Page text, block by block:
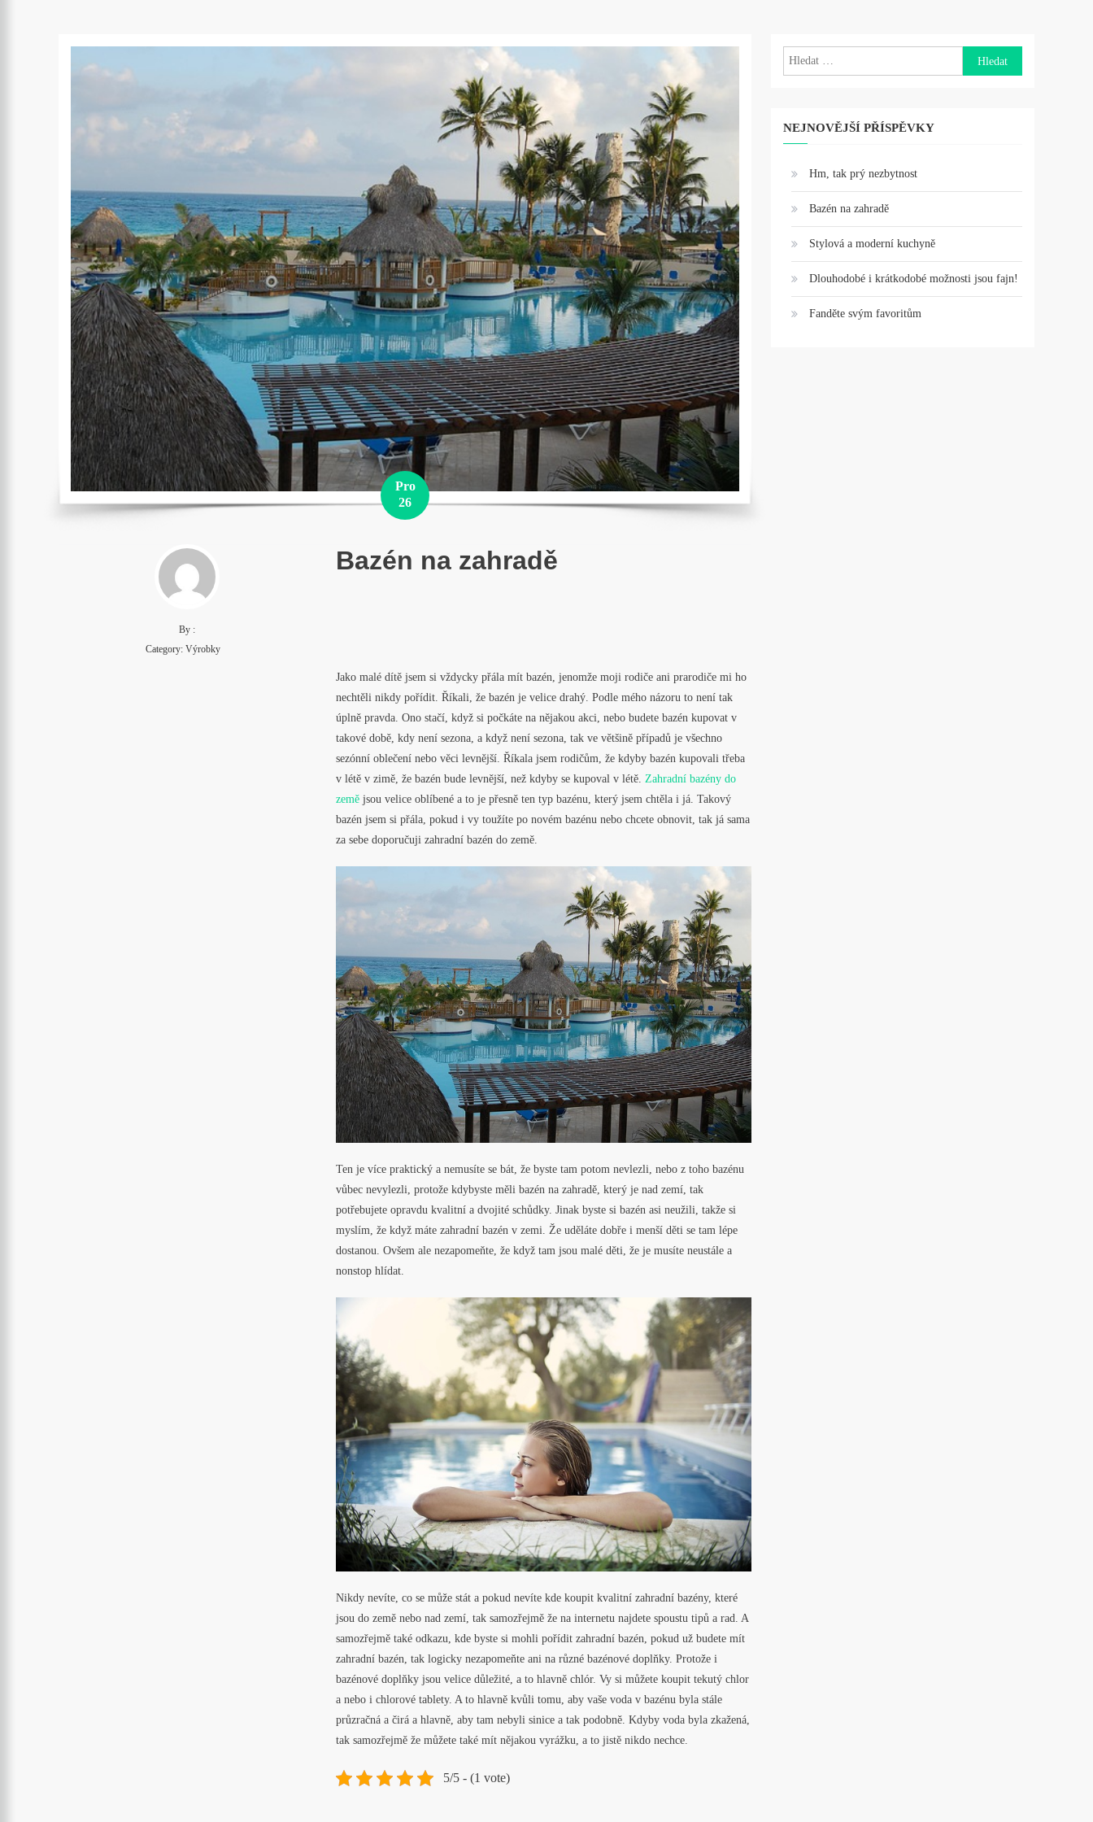
Pro
26
Bazén na zahradě
Jako malé dítě jsem si vždycky přála mít bazén, jenomže moji rodiče ani prarodiče mi ho
nechtěli nikdy pořídit. Říkali, že bazén je velice drahý. Podle mého názoru to není tak
úplně pravda. Ono stačí, když si počkáte na nějakou akci, nebo budete bazén kupovat v
takové době, kdy není sezona, a když není sezona, tak ve většině případů je všechno
sezónní oblečení nebo věci levnější. Říkala jsem rodičům, že kdyby bazén kupovali třeba
v létě v zimě, že bazén bude levnější, než kdyby se kupoval v létě. Zahradní bazény do
zemějsou velice oblíbené a to je přesně ten typ bazénu, který jsem chtěla i já. Takový
bazén jsem si přála, pokud i vy toužíte po novém bazénu nebo chcete obnovit, tak já sama
za sebe doporučuji zahradní bazén do země.
Ten je více praktický a nemusíte se bát, že byste tam potom nevlezli, nebo z toho bazénu
vůbec nevylezli, protože kdybyste měli bazén na zahradě, který je nad zemí, tak
potřebujete opravdu kvalitní a dvojité schůdky. Jinak byste si bazén asi neužili, takže si
myslím, že když máte zahradní bazén v zemi. Že uděláte dobře i menší děti se tam lépe
dostanou. Ovšem ale nezapomeňte, že když tam jsou malé děti, že je musíte neustále a
nonstop hlídat.
Nikdy nevíte, co se může stát a pokud nevíte kde koupit kvalitní zahradní bazény, které
jsou do země nebo nad zemí, tak samozřejmě že na internetu najdete spoustu tipů a rad. A
samozřejmě také odkazu, kde byste si mohli pořídit zahradní bazén, pokud už budete mít
zahradní bazén, tak logicky nezapomeňte ani na různé bazénové doplňky. Protože i
bazénové doplňky jsou velice důležité, a to hlavně chlór. Vy si můžete koupit tekutý chlor
a nebo i chlorové tablety. A to hlavně kvůli tomu, aby vaše voda v bazénu byla stále
průzračná a čirá a hlavně, aby tam nebyli sinice a tak podobně. Kdyby voda byla zkažená,
tak samozřejmě že můžete také mít nějakou vyrážku, a to jistě nikdo nechce.
5/5 - (1 vote)
By :
Category: Výrobky
Vyhledávání
NEJNOVĚJŠÍ PŘÍSPĚVKY
Hm, tak prý nezbytnost
Bazén na zahradě
Stylová a moderní kuchyně
Dlouhodobé i krátkodobé možnosti jsou fajn!
Fanděte svým favoritům